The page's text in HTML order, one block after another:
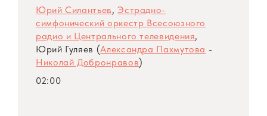
Юрий Силантьев,Эстрадно-
симфонический оркестр Всесоюзного
радио и Центрального телевидения,
Юрий Гуляев (Александра Пахмутова -
Николай Добронравов)
02:00